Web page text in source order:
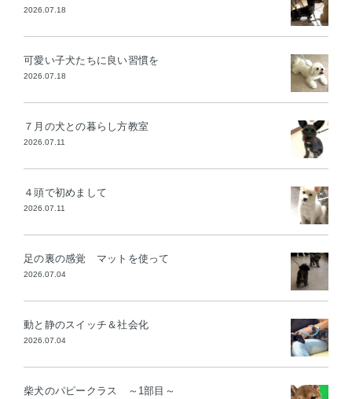
2026.07.18
可愛い子犬たちに良い習慣を
2026.07.18
７月の犬との暮らし方教室
2026.07.11
４頭で初めまして
2026.07.11
足の裏の感覚 マットを使って
2026.07.04
動と静のスイッチ＆社会化
2026.07.04
柴犬のパピークラス ～1部目～